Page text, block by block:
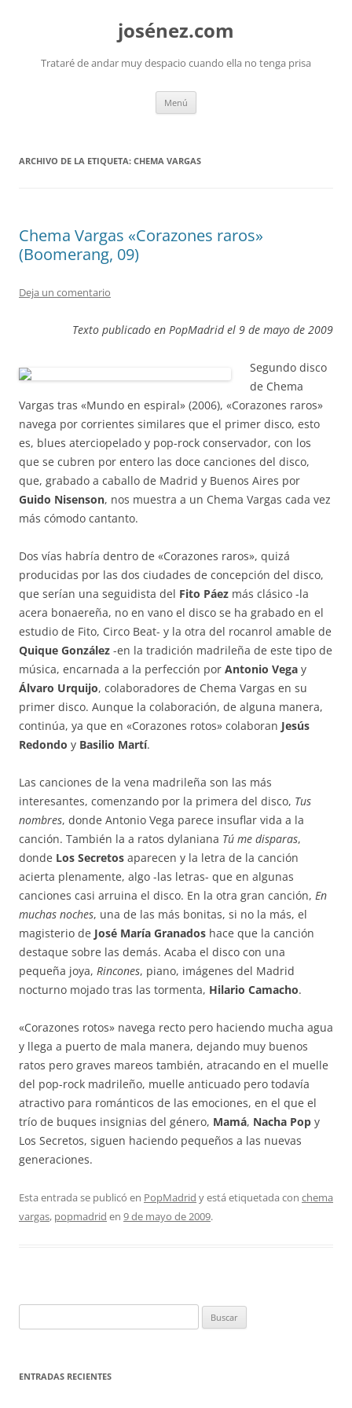
josénez.com
Trataré de andar muy despacio cuando ella no tenga prisa
Menú
ARCHIVO DE LA ETIQUETA: CHEMA VARGAS
Chema Vargas «Corazones raros»
(Boomerang, 09)
Deja un comentario
Texto publicado en PopMadrid el 9 de mayo de 2009
Segundo disco
de Chema
Vargas tras «Mundo en espiral» (2006), «Corazones raros»
navega por corrientes similares que el primer disco, esto
es, blues aterciopelado y pop-rock conservador, con los
que se cubren por entero las doce canciones del disco,
que, grabado a caballo de Madrid y Buenos Aires por
Guido Nisenson, nos muestra a un Chema Vargas cada vez
más cómodo cantanto.
Dos vías habría dentro de «Corazones raros», quizá
producidas por las dos ciudades de concepción del disco,
que serían una seguidista del Fito Páez más clásico -la
acera bonaereña, no en vano el disco se ha grabado en el
estudio de Fito, Circo Beat- y la otra del rocanrol amable de
Quique González -en la tradición madrileña de este tipo de
música, encarnada a la perfección por Antonio Vega y
Álvaro Urquijo, colaboradores de Chema Vargas en su
primer disco. Aunque la colaboración, de alguna manera,
continúa, ya que en «Corazones rotos» colaboran Jesús
Redondo y Basilio Martí.
Las canciones de la vena madrileña son las más
interesantes, comenzando por la primera del disco, Tus
nombres, donde Antonio Vega parece insuflar vida a la
canción. También la a ratos dylaniana Tú me disparas,
donde Los Secretos aparecen y la letra de la canción
acierta plenamente, algo -las letras- que en algunas
canciones casi arruina el disco. En la otra gran canción, En
muchas noches, una de las más bonitas, si no la más, el
magisterio de José María Granados hace que la canción
destaque sobre las demás. Acaba el disco con una
pequeña joya, Rincones, piano, imágenes del Madrid
nocturno mojado tras las tormenta, Hilario Camacho.
«Corazones rotos» navega recto pero haciendo mucha agua
y llega a puerto de mala manera, dejando muy buenos
ratos pero graves mareos también, atracando en el muelle
del pop-rock madrileño, muelle anticuado pero todavía
atractivo para románticos de las emociones, en el que el
trío de buques insignias del género, Mamá, Nacha Pop y
Los Secretos, siguen haciendo pequeños a las nuevas
generaciones.
Esta entrada se publicó en PopMadrid y está etiquetada con chema
vargas, popmadrid en 9 de mayo de 2009.
ENTRADAS RECIENTES